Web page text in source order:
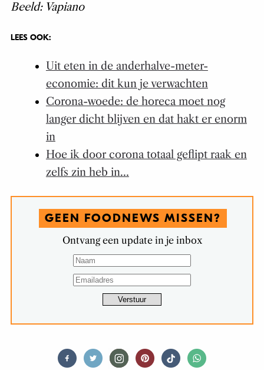
Beeld: Vapiano
LEES OOK:
Uit eten in de anderhalve-meter-
economie: dit kun je verwachten
Corona-woede: de horeca moet nog
langer dicht blijven en dat hakt er enorm
in
Hoe ik door corona totaal geflipt raak en
zelfs zin heb in…
GEEN FOODNEWS MISSEN?
Ontvang een update in je inbox